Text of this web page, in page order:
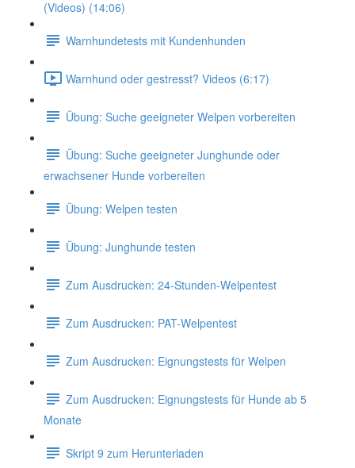
(Videos) (14:06)
Warnhundetests mit Kundenhunden
Warnhund oder gestresst? Videos (6:17)
Übung: Suche geeigneter Welpen vorbereiten
Übung: Suche geeigneter Junghunde oder
erwachsener Hunde vorbereiten
Übung: Welpen testen
Übung: Junghunde testen
Zum Ausdrucken: 24-Stunden-Welpentest
Zum Ausdrucken: PAT-Welpentest
Zum Ausdrucken: Eignungstests für Welpen
Zum Ausdrucken: Eignungstests für Hunde ab 5
Monate
Skript 9 zum Herunterladen